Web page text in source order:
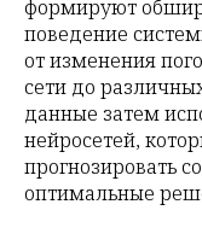
формируют
поведение
от изменения
сети до
данные затем
нейросетей,
прогнозировать
оптимальные